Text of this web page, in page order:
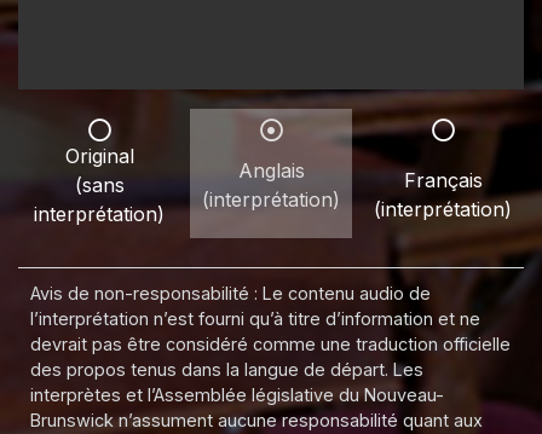
Original
(sans
interprétation)
Anglais
(interprétation)
Français
(interprétation)
Avis de non-responsabilité : Le contenu audio de
l’interprétation n’est fourni qu’à titre d’information et ne
devrait pas être considéré comme une traduction officielle
des propos tenus dans la langue de départ. Les
interprètes et l’Assemblée législative du Nouveau-
Brunswick n’assument aucune responsabilité quant aux